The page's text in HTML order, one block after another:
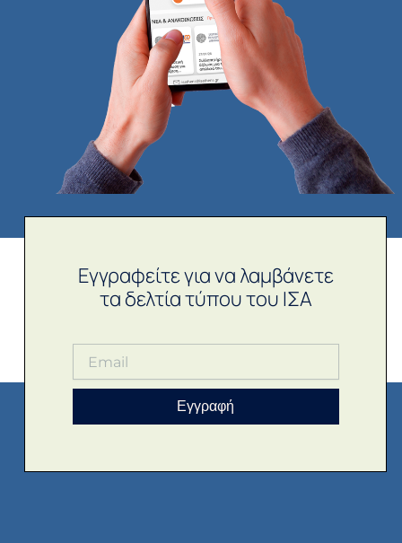
Εγγραφείτε για να λαμβάνετε
τα δελτία τύπου του ΙΣΑ
Εγγραφή